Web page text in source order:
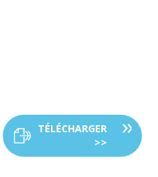
TÉLÉCHARGER
>>